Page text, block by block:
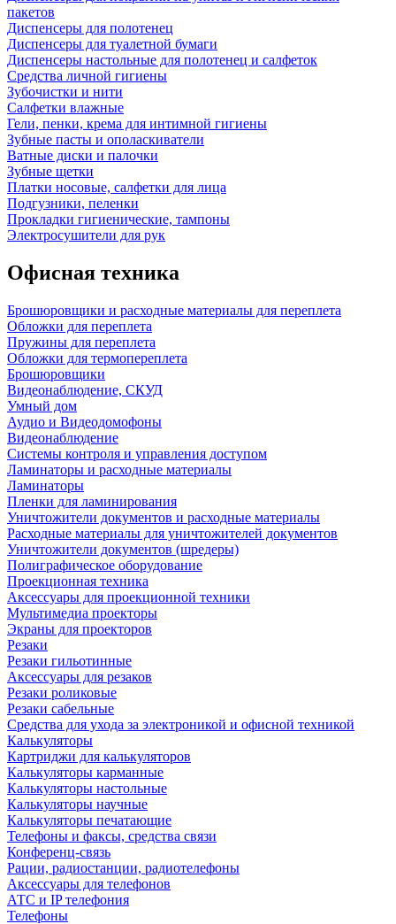
пакетов
Диспенсеры для полотенец
Диспенсеры для туалетной бумаги
Диспенсеры настольные для полотенец и салфеток
Средства личной гигиены
Зубочистки и нити
Салфетки влажные
Гели, пенки, крема для интимной гигиены
Зубные пасты и ополаскиватели
Ватные диски и палочки
Зубные щетки
Платки носовые, салфетки для лица
Подгузники, пеленки
Прокладки гигиенические, тампоны
Электросушители для рук
Офисная техника
Брошюровщики и расходные материалы для переплета
Обложки для переплета
Пружины для переплета
Обложки для термопереплета
Брошюровщики
Видеонаблюдение, СКУД
Умный дом
Аудио и Видеодомофоны
Видеонаблюдение
Системы контроля и управления доступом
Ламинаторы и расходные материалы
Ламинаторы
Пленки для ламинирования
Уничтожители документов и расходные материалы
Расходные материалы для уничтожителей документов
Уничтожители документов (шредеры)
Полиграфическое оборудование
Проекционная техника
Аксессуары для проекционной техники
Мультимедиа проекторы
Экраны для проекторов
Резаки
Резаки гильотинные
Аксессуары для резаков
Резаки роликовые
Резаки сабельные
Средства для ухода за электроникой и офисной техникой
Калькуляторы
Картриджи для калькуляторов
Калькуляторы карманные
Калькуляторы настольные
Калькуляторы научные
Калькуляторы печатающие
Телефоны и факсы, средства связи
Конференц-связь
Рации, радиостанции, радиотелефоны
Аксессуары для телефонов
АТС и IP телефония
Телефоны